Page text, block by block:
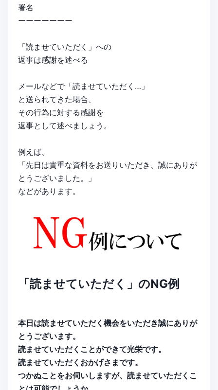
署名
ーーーーーーー
「読ませていただく」への
返事は感謝を述べる
メールなどで「読ませていただく…」
と送られてきた場合、
その行為に対する感謝を
返事として述べましょう。
例えば、
「先日は貴重な資料をお送りいただき、誠にありが
とうございました。」
などがあります。
「読ませていただく」のNG例
本日は読ませていただく機会をいただき誠にありが
とうございます。
読ませていただくことができて光栄です。
読ませていただくおかげさまです。
つかぬことをお伺いしますが、読ませていただくこ